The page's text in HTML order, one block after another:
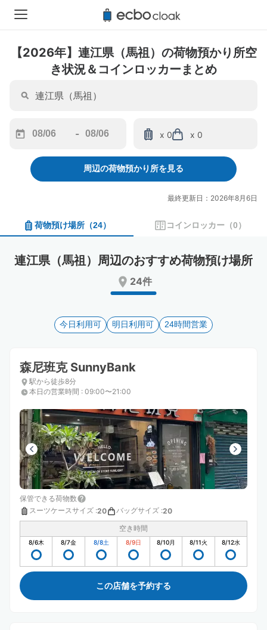
【2026年】連江県（馬祖）の荷物預かり所空
き状況＆コインロッカーまとめ
forward
interact
calendar
and
a
date.
the
keyboard
shortcuts
for
changing
dates.
-
backward
to
interact
calendar
and
a
date.
mark
key
keyboard
for
changing
dates.
x 0 x 0
周辺の荷物預かり所を見る
最終更新日：2026年8月6日
荷物預け場所 （24） コインロッカー （0）
連江県（馬祖）周辺のおすすめ荷物預け場所
24件
今日利用可 明日利用可 24時間営業
森尼班克 SunnyBank
駅から徒歩8分
本日の営業時間 : 09:00〜21:00
保管できる荷物数
スーツケースサイズ :20 バッグサイズ :20
空き時間
8/6木 8/7金 8/8土 8/9日 8/10月 8/11火 8/12水
この店舗を予約する